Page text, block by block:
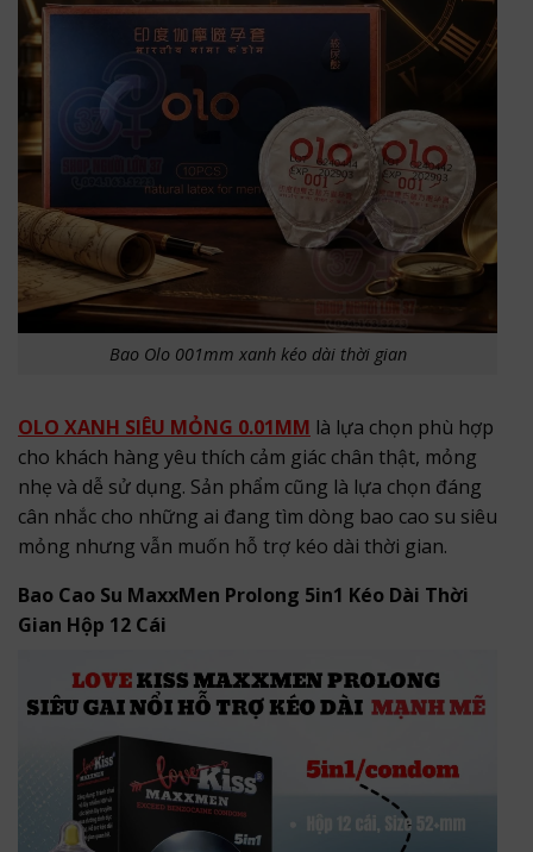
Bao Olo 001mm xanh kéo dài thời gian
OLO XANH SIÊU MỎNG 0.01MM là lựa chọn phù hợp
cho khách hàng yêu thích cảm giác chân thật, mỏng
nhẹ và dễ sử dụng. Sản phẩm cũng là lựa chọn đáng
cân nhắc cho những ai đang tìm dòng bao cao su siêu
mỏng nhưng vẫn muốn hỗ trợ kéo dài thời gian.
Bao Cao Su MaxxMen Prolong 5in1 Kéo Dài Thời
Gian Hộp 12 Cái